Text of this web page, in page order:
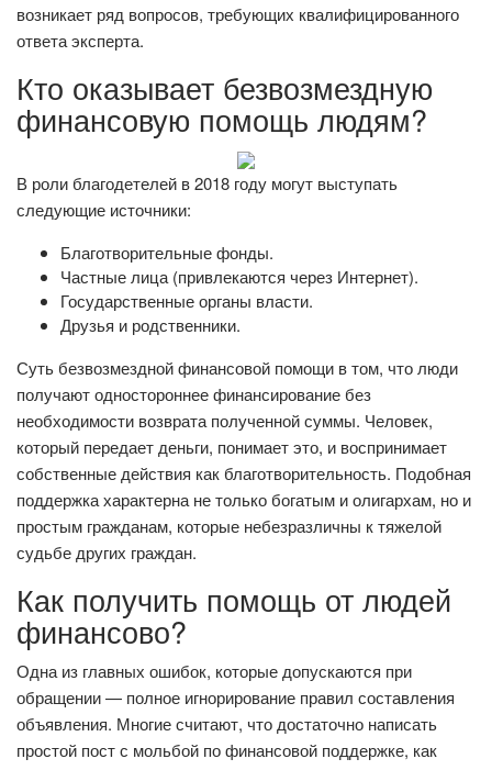
возникает ряд вопросов, требующих квалифицированного
ответа эксперта.
Кто оказывает безвозмездную
финансовую помощь людям?
В роли благодетелей в 2018 году могут выступать
следующие источники:
Благотворительные фонды.
Частные лица (привлекаются через Интернет).
Государственные органы власти.
Друзья и родственники.
Суть безвозмездной финансовой помощи в том, что люди
получают одностороннее финансирование без
необходимости возврата полученной суммы. Человек,
который передает деньги, понимает это, и воспринимает
собственные действия как благотворительность. Подобная
поддержка характерна не только богатым и олигархам, но и
простым гражданам, которые небезразличны к тяжелой
судьбе других граждан.
Как получить помощь от людей
финансово?
Одна из главных ошибок, которые допускаются при
обращении — полное игнорирование правил составления
объявления. Многие считают, что достаточно написать
простой пост с мольбой по финансовой поддержке, как